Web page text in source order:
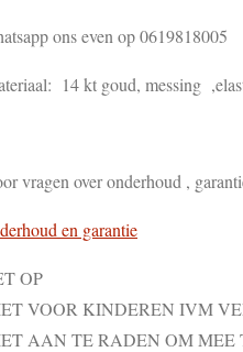
ons even op 0619818005
14 kt goud, messing
vragen over onderhoud ,
en garantie
OP
VOOR KINDEREN IVM
AAN TE RADEN OM MEE